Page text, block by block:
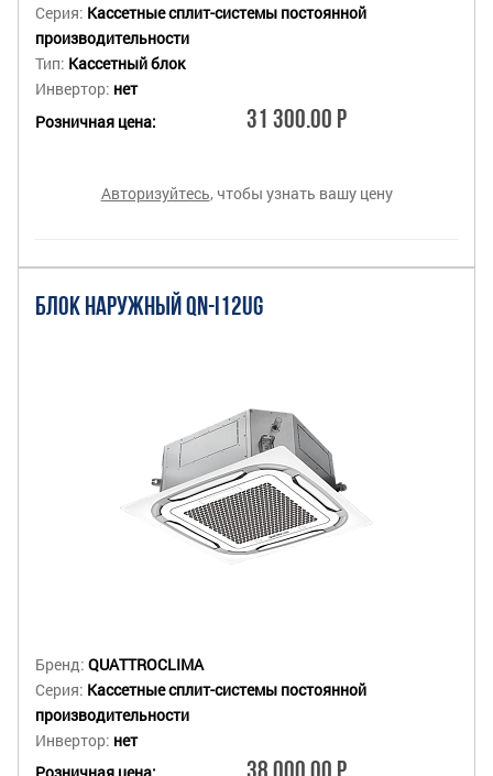
Серия: Кассетные сплит-системы постоянной
производительности
Тип: Кассетный блок
Инвертор: нет
Розничная цена:
31 300.00 Р
Авторизуйтесь, чтобы узнать вашу цену
БЛОК НАРУЖНЫЙ QN-I12UG
Бренд: QUATTROCLIMA
Серия: Кассетные сплит-системы постоянной
производительности
Инвертор: нет